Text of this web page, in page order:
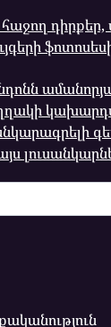
հաջող